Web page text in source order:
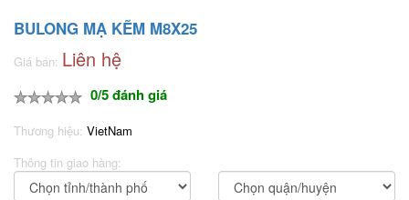
BULONG MẠ KẼM M8X25
Giá bán: Liên hệ
0/5 đánh giá
Thương hiệu: VietNam
Thông tin giao hàng: